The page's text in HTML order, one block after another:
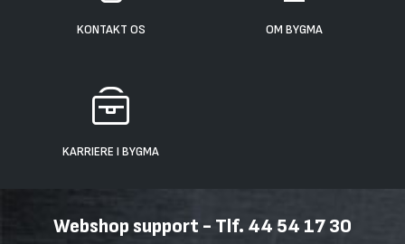
KONTAKT OS OM BYGMA
KARRIERE I BYGMA
Webshop support - Tlf. 44 54 17 30